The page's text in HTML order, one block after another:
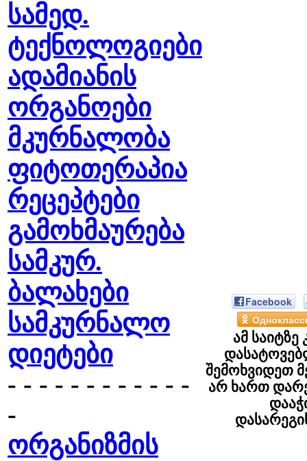
სამედ.
ტექნოლოგიები
ადამიანის
ორგანოები
მკურნალობა
ფიტოთერაპია
რეცეპტები
გამოხმაურება
სამკურ.
ბალახები
სამკურნალო
დიეტები
- - - - - - - - - - - -
-
ორგანიზმის
Facebook
ამ საიტზე
შემოხვიდეთ
არ ხართ